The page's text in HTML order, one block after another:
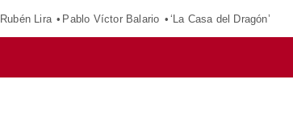
Rubén Lira Pablo Víctor Balario ‘La Casa del Dragón’